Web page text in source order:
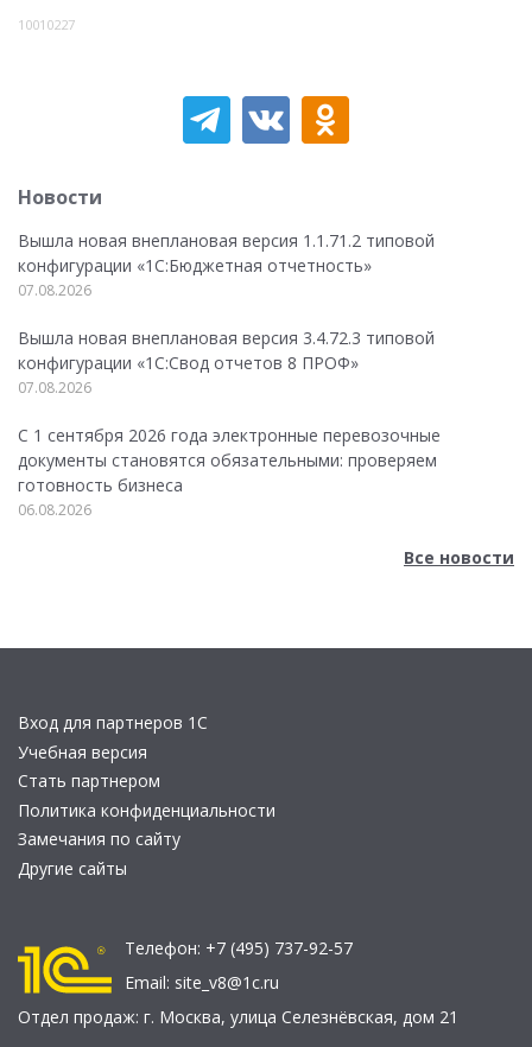
10010227
Новости
Вышла новая внеплановая версия 1.1.71.2 типовой
конфигурации «1C:Бюджетная отчетность»
07.08.2026
Вышла новая внеплановая версия 3.4.72.3 типовой
конфигурации «1C:Свод отчетов 8 ПРОФ»
07.08.2026
С 1 сентября 2026 года электронные перевозочные
документы становятся обязательными: проверяем
готовность бизнеса
06.08.2026
Все новости
Вход для партнеров 1С
Учебная версия
Стать партнером
Политика конфиденциальности
Замечания по сайту
Другие сайты
Телефон: +7 (495) 737-92-57
Email: site_v8@1c.ru
Отдел продаж: г. Москва, улица Селезнёвская, дом 21